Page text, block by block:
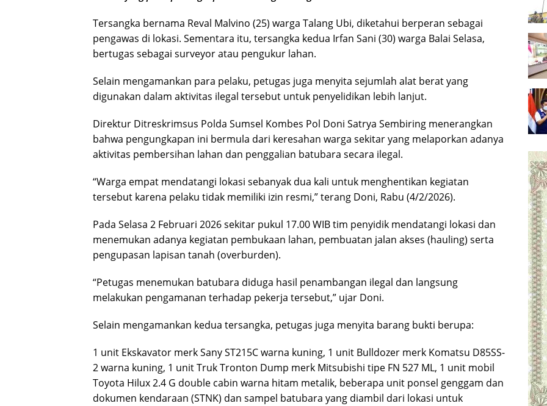
Tersangka bernama Reval Malvino (25) warga Talang Ubi, diketahui berperan sebagai
pengawas di lokasi. Sementara itu, tersangka kedua Irfan Sani (30) warga Balai Selasa,
bertugas sebagai surveyor atau pengukur lahan.
Selain mengamankan para pelaku, petugas juga menyita sejumlah alat berat yang
digunakan dalam aktivitas ilegal tersebut untuk penyelidikan lebih lanjut.
Direktur Ditreskrimsus Polda Sumsel Kombes Pol Doni Satrya Sembiring menerangkan
bahwa pengungkapan ini bermula dari keresahan warga sekitar yang melaporkan adanya
aktivitas pembersihan lahan dan penggalian batubara secara ilegal.
“Warga empat mendatangi lokasi sebanyak dua kali untuk menghentikan kegiatan
tersebut karena pelaku tidak memiliki izin resmi,” terang Doni, Rabu (4/2/2026).
Pada Selasa 2 Februari 2026 sekitar pukul 17.00 WIB tim penyidik mendatangi lokasi dan
menemukan adanya kegiatan pembukaan lahan, pembuatan jalan akses (hauling) serta
pengupasan lapisan tanah (overburden).
“Petugas menemukan batubara diduga hasil penambangan ilegal dan langsung
melakukan pengamanan terhadap pekerja tersebut,” ujar Doni.
Selain mengamankan kedua tersangka, petugas juga menyita barang bukti berupa:
1 unit Ekskavator merk Sany ST215C warna kuning, 1 unit Bulldozer merk Komatsu D85SS-
2 warna kuning, 1 unit Truk Tronton Dump merk Mitsubishi tipe FN 527 ML, 1 unit mobil
Toyota Hilux 2.4 G double cabin warna hitam metalik, beberapa unit ponsel genggam dan
dokumen kendaraan (STNK) dan sampel batubara yang diambil dari lokasi untuk